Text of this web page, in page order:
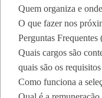
Quem organiza e
O que fazer nos
Perguntas
Quais cargos são
quais são os
Como funciona a